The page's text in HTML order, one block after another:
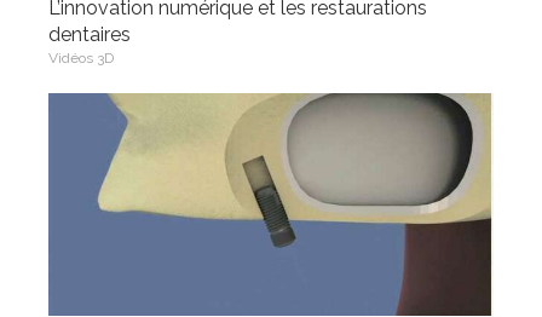
L’innovation numérique et les restaurations
dentaires
Vidéos 3D